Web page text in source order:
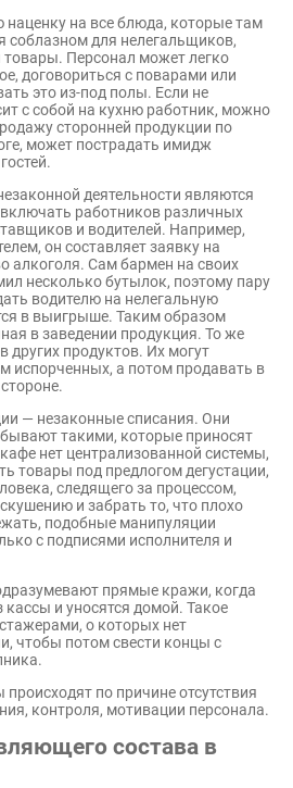
наценку на все блюда, которые там
соблазном для нелегальщиков,
Персонал может легко
договориться с поварами или
это из-под полы. Если не
с собой на кухню работник, можно
сторонней продукции по
может пострадать имидж
деятельности являются
работников различных
и водителей. Например,
он составляет заявку на
алкоголя. Сам бармен на своих
несколько бутылок, поэтому пару
водителю на нелегальную
в выигрыше. Таким образом
в заведении продукция. То же
других продуктов. Их могут
испорченных, а потом продавать в
— незаконные списания. Они
такими, которые приносят
нет централизованной системы,
товары под предлогом дегустации,
следящего за процессом,
и забрать то, что плохо
подобные манипуляции
с подписями исполнителя и
прямые кражи, когда
кассы и уносятся домой. Такое
о которых нет
чтобы потом свести концы с
по причине отсутствия
контроля, мотивации персонала.
состава в